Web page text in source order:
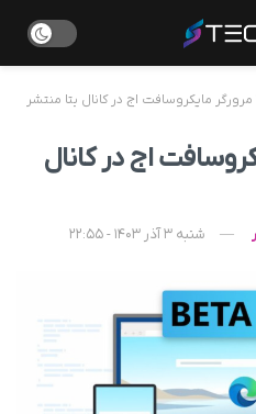
نسخه ۱۳۲ مرورگر مایکروسافت اج در کانال بتا منتشر
مایکروسافت اج در کانال
شنبه 3 آذر 1403 - 22:55